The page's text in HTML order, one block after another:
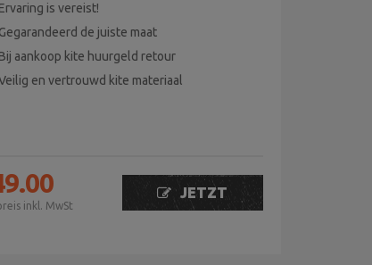
Ervaring is vereist!
Gegarandeerd de juiste maat
Bij aankoop kite huurgeld retour
en vertrouwd kite materiaal
inkl. MwSt
JETZT